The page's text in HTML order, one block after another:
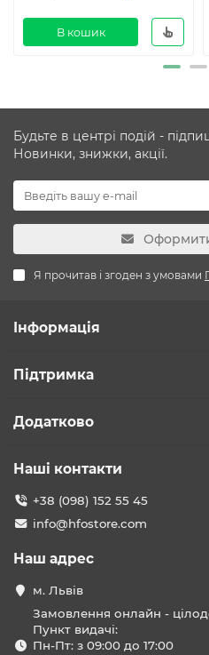
В кошик
Будьте в центрі подій -
Новинки, знижки, акції.
Я прочитав і згоден з умовами
Інформація
Підтримка
Додатково
Наші контакти
+38 (098) 152 55 45
info@hfostore.com
Наш адрес
м. Львів
Замовлення онлайн -
Пункт видачі:
Пн-Пт: з 09:00 до 17:00